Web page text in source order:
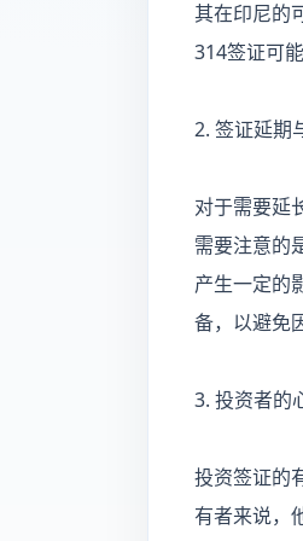
其在印尼的
314签证可
2. 签证延期
对于需要延
需要注意的
产生一定的
备，以避免
3. 投资者的
投资签证的
有者来说，